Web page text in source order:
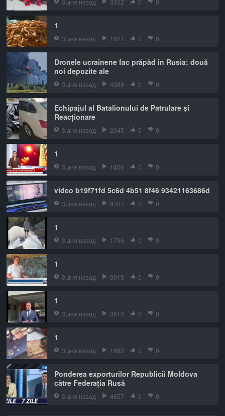
1
3 дня назад 1821 0 0
Dronele ucrainene fac prăpăd în Rusia: două
noi depozite ale
3 дня назад 4389 0 0
Echipajul al Batalionului de Patrulare și
Reacționare
3 дня назад 2045 0 0
1
3 дня назад 1406 0 0
video b19f71fd 5c6d 4b51 8f46 93421163686d
3 дня назад 9707 0 0
1
3 дня назад 1796 0 0
1
3 дня назад 5015 0 0
1
3 дня назад 3512 0 0
1
3 дня назад 1862 0 0
Ponderea exporturilor Republicii Moldova
către Federația Rusă
3 дня назад 4657 0 0